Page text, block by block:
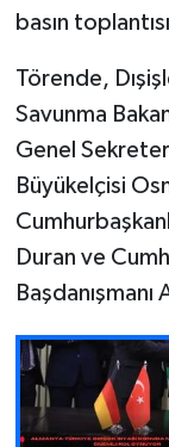
basın
Törende,
Savunma
Genel
Büyükelçisi
Duran ve
Başdanışmanı